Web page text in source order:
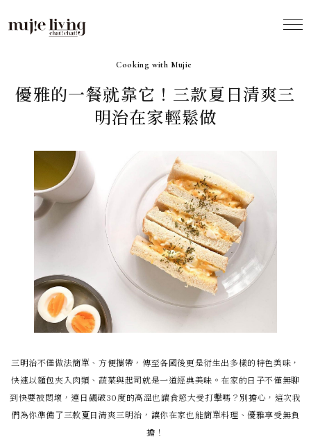
Cooking with Mujie
優雅的一餐就靠它！三款夏日清爽三
明治在家輕鬆做
三明治不僅做法簡單、方便攜帶，傳至各國後更是衍生出多樣的特色美味，
快速以麵包夾入肉類、蔬菜與起司就是一道經典美味。在家的日子不僅無聊
到快要被悶壞，連日飆破30度的高溫也讓食慾大受打擊嗎？別擔心，這次我
們為你準備了三款夏日清爽三明治，讓你在家也能簡單料理、優雅享受無負
擔！